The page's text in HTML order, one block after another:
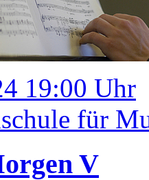
19:00 Uhr
für
V